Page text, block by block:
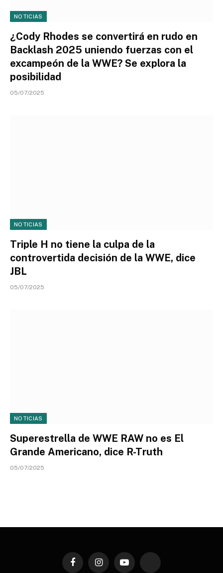
NOTICIAS
¿Cody Rhodes se convertirá en rudo en
Backlash 2025 uniendo fuerzas con el
excampeón de la WWE? Se explora la
posibilidad
05/07/2025
NOTICIAS
Triple H no tiene la culpa de la
controvertida decisión de la WWE, dice
JBL
05/07/2025
NOTICIAS
Superestrella de WWE RAW no es El
Grande Americano, dice R-Truth
05/07/2025
FacebookInstagramYouTube TikTok